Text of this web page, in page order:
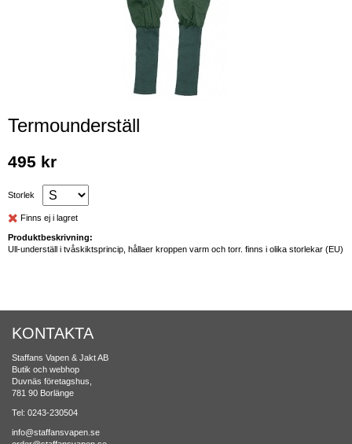
Termounderställ
495 kr
Storlek
Finns ej i lagret
Produktbeskrivning:
Ull-underställ i tvåskiktsprincip, hållaer kroppen varm och torr. finns i olika storlekar (EU)
KONTAKTA
Staffans Vapen & Jakt AB
Butik och webhop
Duvnäs företagshus,
781 90 Borlänge
Tel: 0243-230504
info@staffansvapen.se